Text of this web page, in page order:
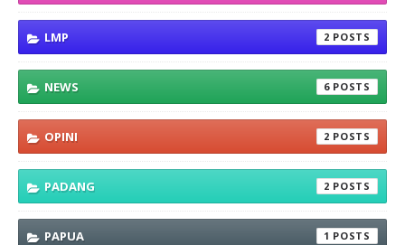
LMP 2
NEWS 6
OPINI 2
PADANG 2
PAPUA 1